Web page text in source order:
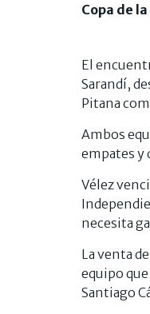
Copa de
El
Sarandí,
Pitana
Ambos
empates y
Vélez
necesita
La venta
equipo
Santiago